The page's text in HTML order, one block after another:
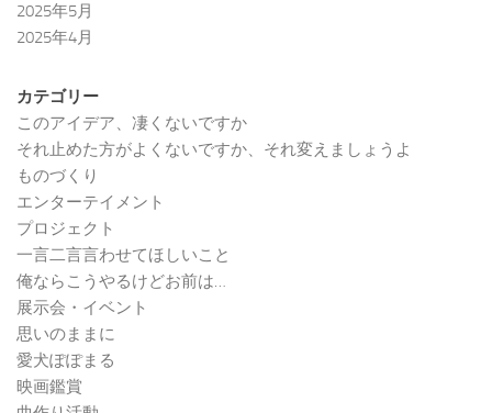
2025年5月
2025年4月
カテゴリー
このアイデア、凄くないですか
それ止めた方がよくないですか、それ変えましょうよ
ものづくり
エンターテイメント
プロジェクト
一言二言言わせてほしいこと
俺ならこうやるけどお前は…
展示会・イベント
思いのままに
愛犬ぽぽまる
映画鑑賞